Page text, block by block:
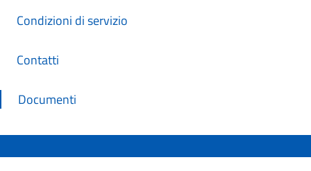
Condizioni di servizio
Contatti
Documenti